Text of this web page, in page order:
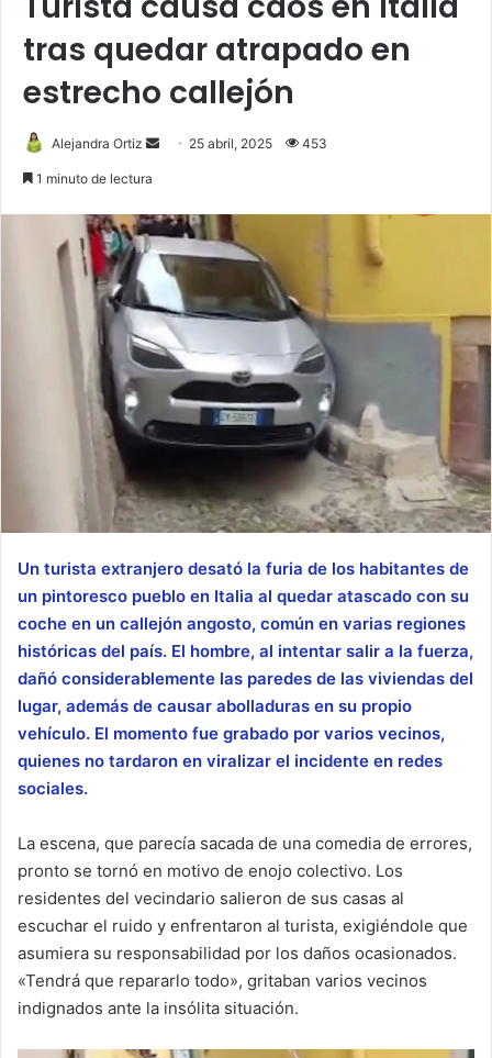
tras quedar atrapado en
estrecho callejón
Alejandra Ortiz
Send 25 abril, 2025 453
1 minuto de lectura
Un turista extranjero desató la furia de los habitantes de
un pintoresco pueblo en Italia al quedar atascado con su
coche en un callejón angosto, común en varias regiones
históricas del país. El hombre, al intentar salir a la fuerza,
dañó considerablemente las paredes de las viviendas del
lugar, además de causar abolladuras en su propio
vehículo. El momento fue grabado por varios vecinos,
quienes no tardaron en viralizar el incidente en redes
sociales.
La escena, que parecía sacada de una comedia de errores,
pronto se tornó en motivo de enojo colectivo. Los
residentes del vecindario salieron de sus casas al
escuchar el ruido y enfrentaron al turista, exigiéndole que
asumiera su responsabilidad por los daños ocasionados.
«Tendrá que repararlo todo», gritaban varios vecinos
indignados ante la insólita situación.